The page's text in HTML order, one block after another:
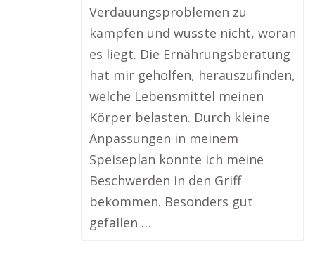
Verdauungsproblemen zu
kämpfen und wusste nicht, woran
es liegt. Die Ernährungsberatung
hat mir geholfen, herauszufinden,
welche Lebensmittel meinen
Körper belasten. Durch kleine
Anpassungen in meinem
Speiseplan konnte ich meine
Beschwerden in den Griff
bekommen. Besonders gut
gefallen …